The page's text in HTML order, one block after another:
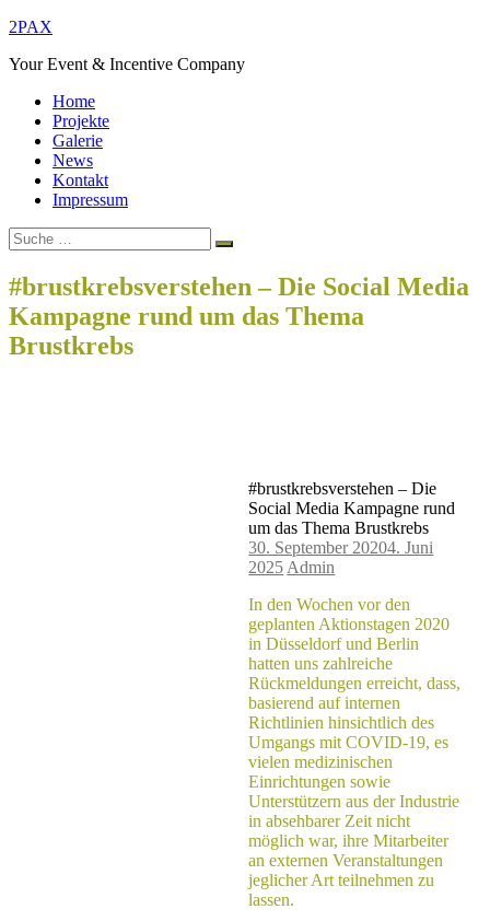
Zum
springen
2PAX
Your Event & Incentive Company
Home
Projekte
Galerie
News
Kontakt
Impressum
Suche
nach:
Suchen
#brustkrebsverstehen – Die Social Media
Kampagne rund um das Thema
Brustkrebs
#brustkrebsverstehen – Die
Social Media Kampagne rund
um das Thema Brustkrebs
30. September 20204. Juni
2025 Admin
In den Wochen vor den
geplanten Aktionstagen 2020
in Düsseldorf und Berlin
hatten uns zahlreiche
Rückmeldungen erreicht, dass,
basierend auf internen
Richtlinien hinsichtlich des
Umgangs mit COVID-19, es
vielen medizinischen
Einrichtungen sowie
Unterstützern aus der Industrie
in absehbarer Zeit nicht
möglich war, ihre Mitarbeiter
an externen Veranstaltungen
jeglicher Art teilnehmen zu
lassen.